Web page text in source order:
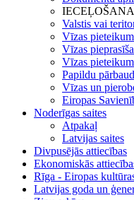
Valstis vai
Vīzas
Vīzas
Vīzas
Papildu
Vīzas un
Eiropas
Noderīgas saites
Atpakaļ
Latvijas saites
Divpusējās attiecības
Ekonomiskās
Rīga - Eiropas
Latvijas goda un